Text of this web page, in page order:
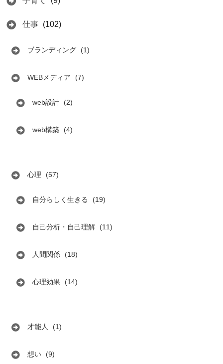
仕事 (102)
ブランディング (1)
WEBメディア (7)
web設計 (2)
web構築 (4)
心理 (57)
自分らしく生きる (19)
自己分析・自己理解 (11)
人間関係 (18)
心理効果 (14)
才能人 (1)
想い (9)